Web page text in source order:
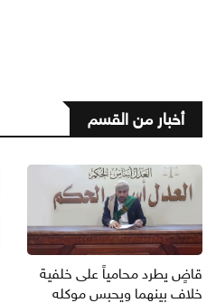
أخبار من القسم
قاضٍ يطرد محامياً على خلفية
خلاف بينهما ويحبس موكله